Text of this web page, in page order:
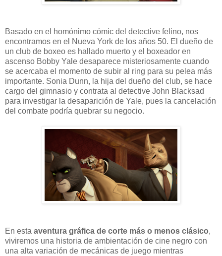
Basado en el homónimo cómic del detective felino, nos
encontramos en el Nueva York de los años 50. El dueño de
un club de boxeo es hallado muerto y el boxeador en
ascenso Bobby Yale desaparece misteriosamente cuando
se acercaba el momento de subir al ring para su pelea más
importante. Sonia Dunn, la hija del dueño del club, se hace
cargo del gimnasio y contrata al detective John Blacksad
para investigar la desaparición de Yale, pues la cancelación
del combate podría quebrar su negocio.
En esta aventura gráfica de corte más o menos clásico,
viviremos una historia de ambientación de cine negro con
una alta variación de mecánicas de juego mientras